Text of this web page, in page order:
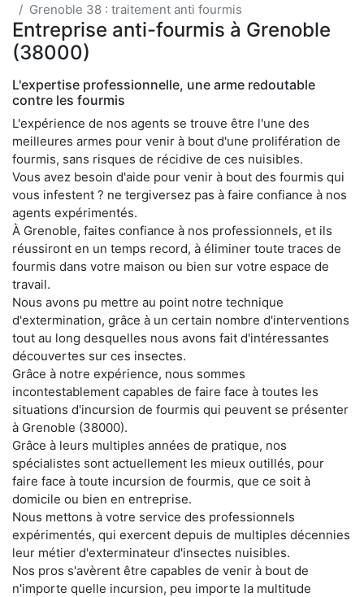
Grenoble 38 : traitement anti fourmis
Entreprise anti-fourmis à Grenoble
(38000)
L'expertise professionnelle, une arme redoutable
contre les fourmis
L'expérience de nos agents se trouve être l'une des
meilleures armes pour venir à bout d'une prolifération de
fourmis, sans risques de récidive de ces nuisibles.
Vous avez besoin d'aide pour venir à bout des fourmis qui
vous infestent ? ne tergiversez pas à faire confiance à nos
agents expérimentés.
À Grenoble, faites confiance à nos professionnels, et ils
réussiront en un temps record, à éliminer toute traces de
fourmis dans votre maison ou bien sur votre espace de
travail.
Nous avons pu mettre au point notre technique
d'extermination, grâce à un certain nombre d'interventions
tout au long desquelles nous avons fait d'intéressantes
découvertes sur ces insectes.
Grâce à notre expérience, nous sommes
incontestablement capables de faire face à toutes les
situations d'incursion de fourmis qui peuvent se présenter
à Grenoble (38000).
Grâce à leurs multiples années de pratique, nos
spécialistes sont actuellement les mieux outillés, pour
faire face à toute incursion de fourmis, que ce soit à
domicile ou bien en entreprise.
Nous mettons à votre service des professionnels
expérimentés, qui exercent depuis de multiples décennies
leur métier d'exterminateur d'insectes nuisibles.
Nos pros s'avèrent être capables de venir à bout de
n'importe quelle incursion, peu importe la multitude